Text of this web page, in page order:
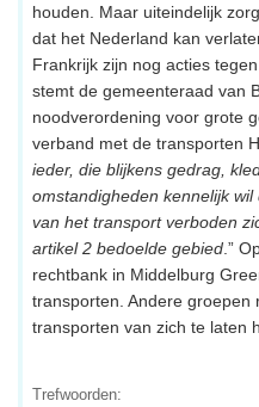
houden. Maar uiteindelijk
dat het Nederland kan
Frankrijk zijn nog acties
stemt de gemeenteraad van
noodverordening voor grote
verband met de transporten
ieder, die blijkens gedrag,
omstandigheden kennelijk
van het transport verboden
artikel 2 bedoelde gebied .”
rechtbank in Middelburg
transporten. Andere
transporten van zich te laten
Trefwoorden: